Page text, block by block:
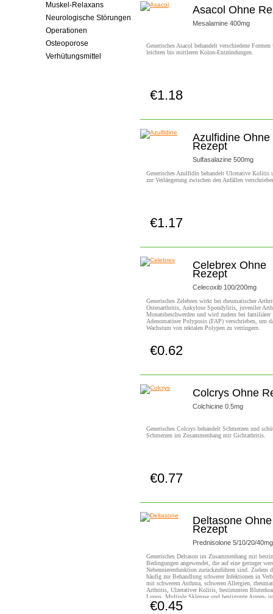
Muskel-Relaxans
Neurologische Störungen
Operationen
Osteoporose
Verhütungsmittel
Asacol Ohne
Mesalamine 400mg
Generisches Asacol behandelt verschiedene Formen
leichten bis mittleren Kolon-Entzündungen.
€1.18
Azulfidine Ohne
Rezept
Sulfasalazine 500mg
Generisches Azulfidin behandelt Ulcerative Kolitis
zur Verlängerung zwischen den Anfällen
€1.17
Celebrex Ohne
Rezept
Celecoxib 100/200mg
Generisches Zelebrex wirkt bei rheumatischer
Osteoarthritis, Ankylose Spondylitis, juveniler
Monatsbeschwerden und wird zudem bei familiärer
Adenomatöser Polyposis (FAP) verschrieben, um
Wachstum von rektalen Polypen zu verringern.
€0.62
Colcrys Ohne
Colchicine 0.5mg
Generisches Colcrys behandelt Schmerzen und
Schmerzen im Zusammenhang mit Gichtathritis.
€0.77
Deltasone Ohne
Rezept
Prednisolone 5/10/20/40mg
Generisches Deltason im Zusammenhang mit
Bedingungen angewendet, die auf eine geringer
Nebennierenfunktion zurückzuführen sind. Zudem
häufig zur Behandlung schwerer Infektionen in
mit schwerem Asthma, schweren Allergien,
Arthritis, Ulzerativer Kolitis, bestimmten
Lupus, Multiple Sklerose und bestimmte Augen-
Hautzustände.
€0.45